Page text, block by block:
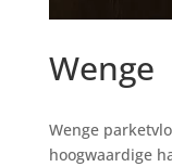
Wenge
Wenge
hoogwaardige